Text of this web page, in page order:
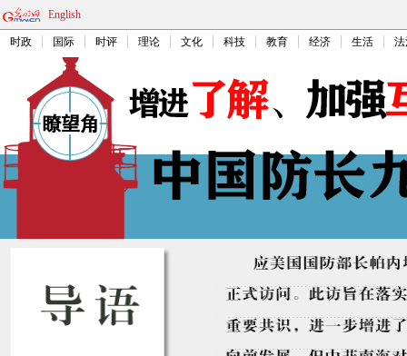
English
时政 国际 时评 理论 文化 科技 教育 经济 生活